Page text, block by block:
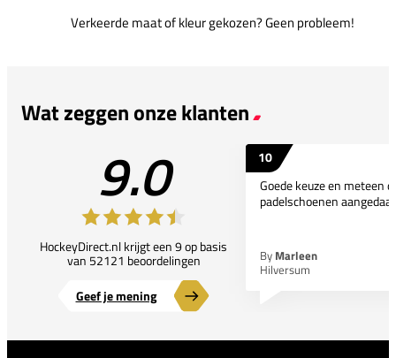
Verkeerde maat of kleur gekozen? Geen probleem!
Wat zeggen onze klanten
9.0
HockeyDirect.nl krijgt een 9 op basis
van 52121 beoordelingen
Geef je mening
10
Goede keuze en meteen
padelschoenen
By Marleen
Hilversum